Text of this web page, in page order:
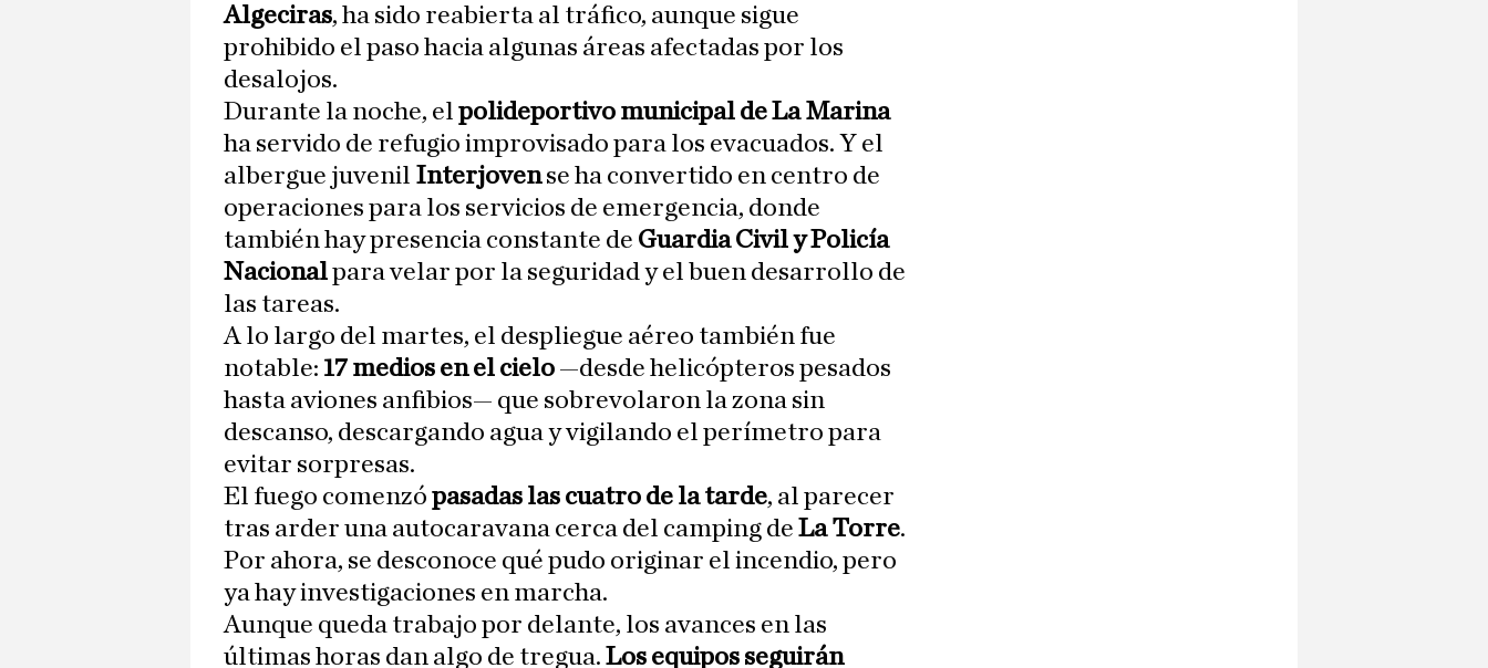
Algeciras, ha sido reabierta al tráfico, aunque sigue
prohibido el paso hacia algunas áreas afectadas por los
desalojos.
Durante la noche, el polideportivo municipal de La Marina
ha servido de refugio improvisado para los evacuados. Y el
albergue juvenil Interjovense ha convertido en centro de
operaciones para los servicios de emergencia, donde
también hay presencia constante de Guardia Civil y Policía
Nacionalpara velar por la seguridad y el buen desarrollo de
las tareas.
A lo largo del martes, el despliegue aéreo también fue
notable: 17 medios en el cielo —desde helicópteros pesados
hasta aviones anfibios— que sobrevolaron la zona sin
descanso, descargando agua y vigilando el perímetro para
evitar sorpresas.
El fuego comenzó pasadas las cuatro de la tarde, al parecer
tras arder una autocaravana cerca del camping de La Torre.
Por ahora, se desconoce qué pudo originar el incendio, pero
ya hay investigaciones en marcha.
Aunque queda trabajo por delante, los avances en las
últimas horas dan algo de tregua. Los equipos seguirán